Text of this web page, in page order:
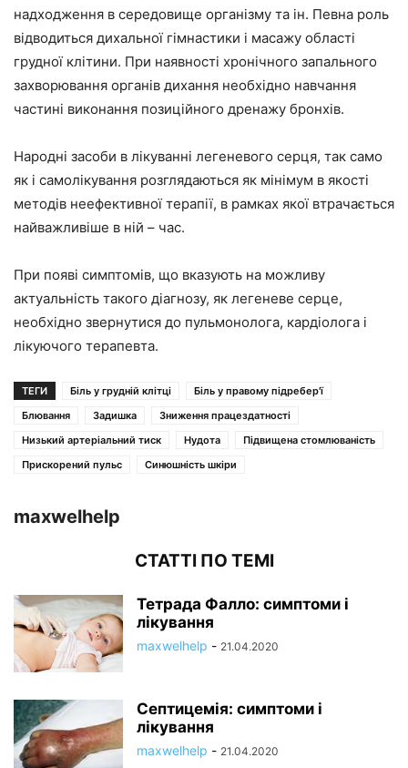
надходження в середовище організму та ін. Певна роль
відводиться дихальної гімнастики і масажу області
грудної клітини. При наявності хронічного запального
захворювання органів дихання необхідно навчання
частині виконання позиційного дренажу бронхів.
Народні засоби в лікуванні легеневого серця, так само
як і самолікування розглядаються як мінімум в якості
методів неефективної терапії, в рамках якої втрачається
найважливіше в ній – час.
При появі симптомів, що вказують на можливу
актуальність такого діагнозу, як легеневе серце,
необхідно звернутися до пульмонолога, кардіолога і
лікуючого терапевта.
ТЕГИ Біль у грудній клітці
Біль у правому підребер'ї
Блювання
Задишка
Зниження працездатності
Низький артеріальний тиск
Нудота
Підвищена стомлюваність
Прискорений пульс
Синюшність шкіри
maxwelhelp
СТАТТІ ПО ТЕМІ
Тетрада Фалло: симптоми і
лікування
maxwelhelp - 21.04.2020
Септицемія: симптоми і
лікування
maxwelhelp - 21.04.2020